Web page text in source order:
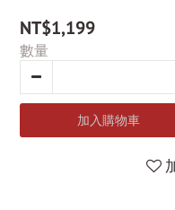
NT$1,199
數量
加入購物車